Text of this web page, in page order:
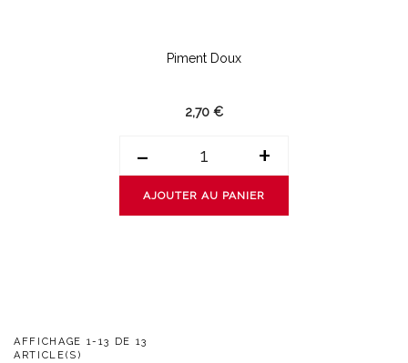
Piment Doux
2,70 €
- +
AJOUTER AU PANIER
AFFICHAGE 1-13 DE 13
ARTICLE(S)